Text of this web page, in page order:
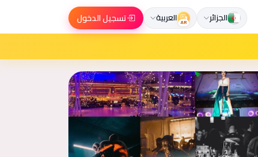
الجزائر AR العربية تسجيل الدخول